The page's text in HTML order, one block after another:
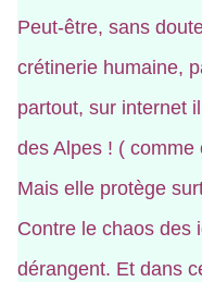
Peut-être, sans
crétinerie humaine,
partout, sur internet
des Alpes ! ( comme
Mais elle protège
Contre le chaos des
dérangent. Et dans